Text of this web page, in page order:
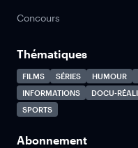
Concours
Thématiques
FILMS SÉRIES HUMOUR
INFORMATIONS
DOCU-
SPORTS
Abonnement